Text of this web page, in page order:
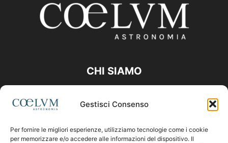
Gestisci Consenso
Per fornire le migliori esperienze, utilizziamo tecnologie come i cookie
per memorizzare e/o accedere alle informazioni del dispositivo. Il
CHI SIAMO
Contattaci:coelumastro@coelum.com
SEGUICI